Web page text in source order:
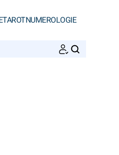
TAROTNUMEROLOGIE